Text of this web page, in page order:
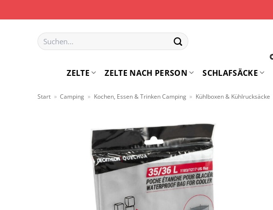
Inhalt
Suchen
nach:
ZELTE ZELTE NACH PERSON SCHLAFSÄCKE
Start » Camping » Kochen, Essen & Trinken Camping » Kühlboxen & Kühlrucksäcke